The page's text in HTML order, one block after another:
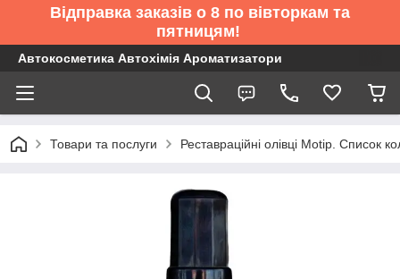
Відправка заказів о 8 по вівторкам та
пятницям!
Автокосметика Автохімія Ароматизатори
Товари та послуги Реставраційні олівці Motip. Список